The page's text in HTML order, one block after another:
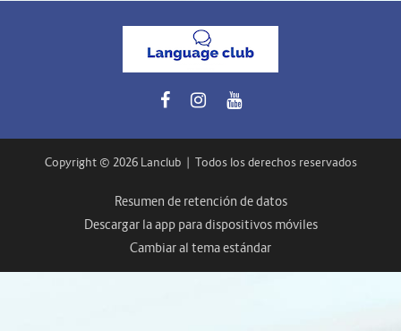
Copyright © 2026 Lanclub | Todos los derechos reservados
Resumen de retención de datos
Descargar la app para dispositivos móviles
Cambiar al tema estándar